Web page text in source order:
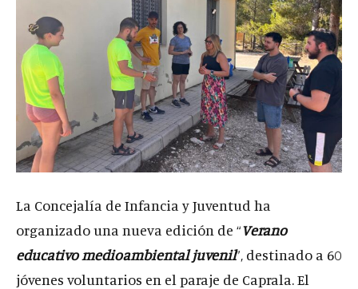
La Concejalía de Infancia y Juventud ha
organizado una nueva edición de “Verano
educativo medioambiental juvenil”, destinado a 60
jóvenes voluntarios en el paraje de Caprala. El